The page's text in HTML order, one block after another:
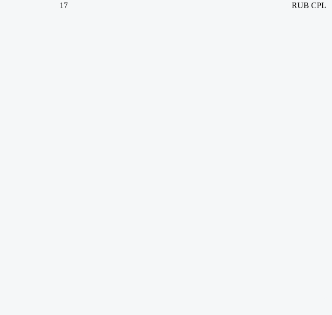
17 RUB CPL